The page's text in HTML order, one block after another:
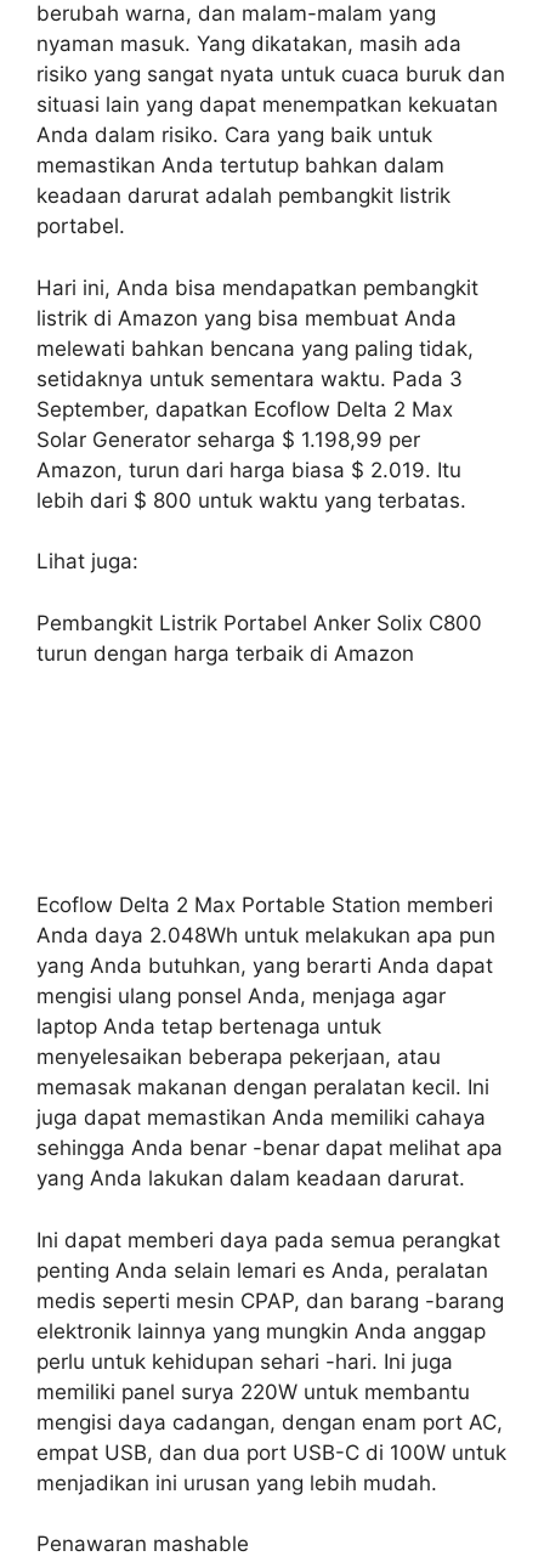
berubah warna, dan malam-malam yang
nyaman masuk. Yang dikatakan, masih ada
risiko yang sangat nyata untuk cuaca buruk dan
situasi lain yang dapat menempatkan kekuatan
Anda dalam risiko. Cara yang baik untuk
memastikan Anda tertutup bahkan dalam
keadaan darurat adalah pembangkit listrik
portabel.
Hari ini, Anda bisa mendapatkan pembangkit
listrik di Amazon yang bisa membuat Anda
melewati bahkan bencana yang paling tidak,
setidaknya untuk sementara waktu. Pada 3
September, dapatkan Ecoflow Delta 2 Max
Solar Generator seharga $ 1.198,99 per
Amazon, turun dari harga biasa $ 2.019. Itu
lebih dari $ 800 untuk waktu yang terbatas.
Lihat juga:
Pembangkit Listrik Portabel Anker Solix C800
turun dengan harga terbaik di Amazon
Ecoflow Delta 2 Max Portable Station memberi
Anda daya 2.048Wh untuk melakukan apa pun
yang Anda butuhkan, yang berarti Anda dapat
mengisi ulang ponsel Anda, menjaga agar
laptop Anda tetap bertenaga untuk
menyelesaikan beberapa pekerjaan, atau
memasak makanan dengan peralatan kecil. Ini
juga dapat memastikan Anda memiliki cahaya
sehingga Anda benar -benar dapat melihat apa
yang Anda lakukan dalam keadaan darurat.
Ini dapat memberi daya pada semua perangkat
penting Anda selain lemari es Anda, peralatan
medis seperti mesin CPAP, dan barang -barang
elektronik lainnya yang mungkin Anda anggap
perlu untuk kehidupan sehari -hari. Ini juga
memiliki panel surya 220W untuk membantu
mengisi daya cadangan, dengan enam port AC,
empat USB, dan dua port USB-C di 100W untuk
menjadikan ini urusan yang lebih mudah.
Penawaran mashable